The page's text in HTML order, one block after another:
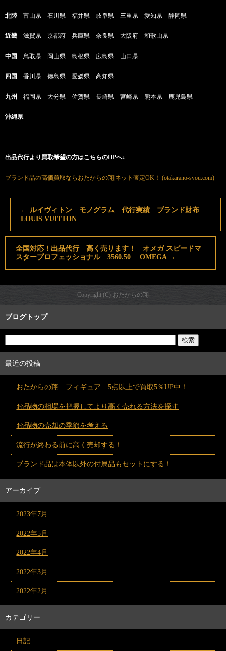
北陸 富山県 石川県 福井県 岐阜県 三重県 愛知県 静岡県
近畿 滋賀県 京都府 兵庫県 奈良県 大阪府 和歌山県
中国 鳥取県 岡山県 島根県 広島県 山口県
四国 香川県 徳島県 愛媛県 高知県
九州 福岡県 大分県 佐賀県 長崎県 宮崎県 熊本県 鹿児島県
沖縄県
出品代行より買取希望の方はこちらのHPへ↓
ブランド品の高価買取ならおたからの翔|ネット査定OK！ (otakarano-syou.com)
← ルイヴィトン モノグラム 代行実績 ブランド財布
LOUIS VUITTON
全国対応！出品代行 高く売ります！ オメガ スピードマ
スタープロフェッショナル 3560.50 OMEGA →
Copyright (C) おたからの翔
ブログトップ
最近の投稿
おたからの翔 フィギュア 5点以上で買取5％UP中！
お品物の相場を把握してより高く売れる方法を探す
お品物の売却の季節を考える
流行が終わる前に高く売却する！
ブランド品は本体以外の付属品もセットにする！
アーカイブ
2023年7月
2022年5月
2022年4月
2022年3月
2022年2月
カテゴリー
日記